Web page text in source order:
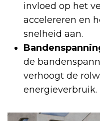
invloed op het
accelereren en
snelheid aan.
de
verhoogt de
energieverbruik.